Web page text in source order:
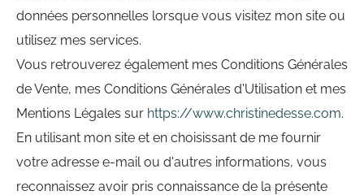
données personnelles lorsque vous visitez mon site ou
utilisez mes services.
Vous retrouverez également mes Conditions Générales
de Vente, mes Conditions Générales d'Utilisation et mes
Mentions Légales sur https://www.christinedesse.com.
En utilisant mon site et en choisissant de me fournir
votre adresse e-mail ou d'autres informations, vous
reconnaissez avoir pris connaissance de la présente